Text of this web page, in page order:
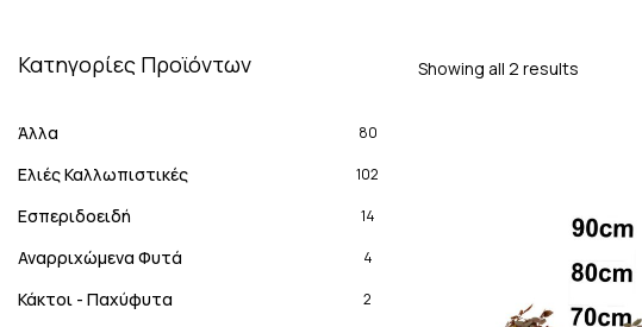
Κατηγορίες Προϊόντων
Άλλα 80
Ελιές Καλλωπιστικές 102
Εσπεριδοειδή 14
Αναρριχώμενα Φυτά 4
Κάκτοι - Παχύφυτα 2
Showing all 2 results